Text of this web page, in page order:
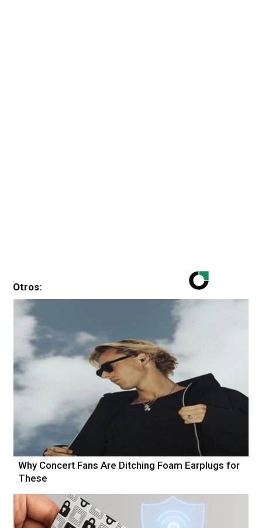
Otros:
Why Concert Fans Are Ditching Foam Earplugs for
These